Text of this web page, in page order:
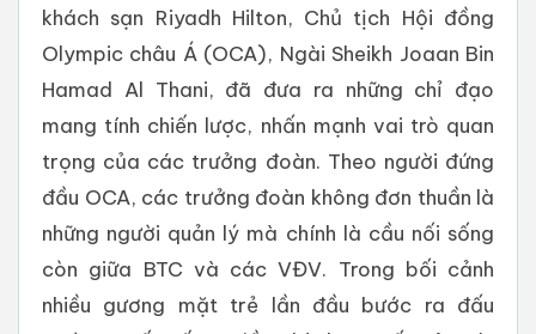
khách sạn Riyadh Hilton, Chủ tịch Hội đồng
Olympic châu Á (OCA), Ngài Sheikh Joaan Bin
Hamad Al Thani, đã đưa ra những chỉ đạo
mang tính chiến lược, nhấn mạnh vai trò quan
trọng của các trưởng đoàn. Theo người đứng
đầu OCA, các trưởng đoàn không đơn thuần là
những người quản lý mà chính là cầu nối sống
còn giữa BTC và các VĐV. Trong bối cảnh
nhiều gương mặt trẻ lần đầu bước ra đấu